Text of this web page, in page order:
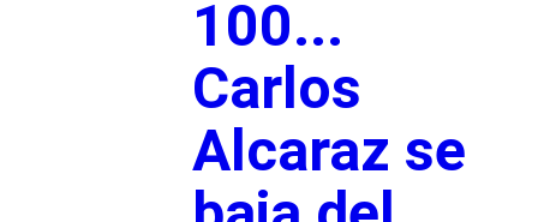
100...
Carlos
Alcaraz se